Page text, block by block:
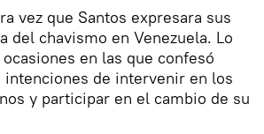
vez que Santos expresara sus
del chavismo en Venezuela. Lo
en las que confesó
intenciones de intervenir en los
y participar en el cambio de su